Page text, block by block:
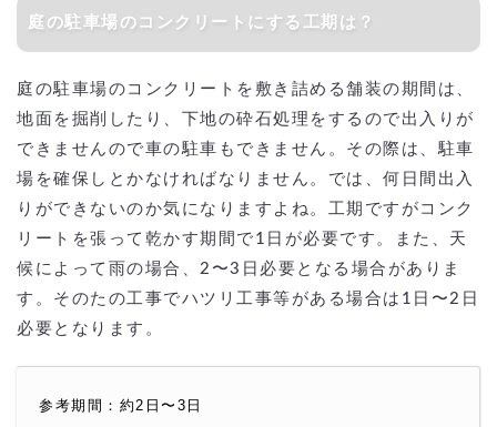
庭の駐車場のコンクリートにする工期は？
庭の駐車場のコンクリートを敷き詰める舗装の期間は、
地面を掘削したり、下地の砕石処理をするので出入りが
できませんので車の駐車もできません。その際は、駐車
場を確保しとかなければなりません。では、何日間出入
りができないのか気になりますよね。工期ですがコンク
リートを張って乾かす期間で1日が必要です。また、天
候によって雨の場合、2〜3日必要となる場合がありま
す。そのたの工事でハツリ工事等がある場合は1日〜2日
必要となります。
参考期間：約2日〜3日